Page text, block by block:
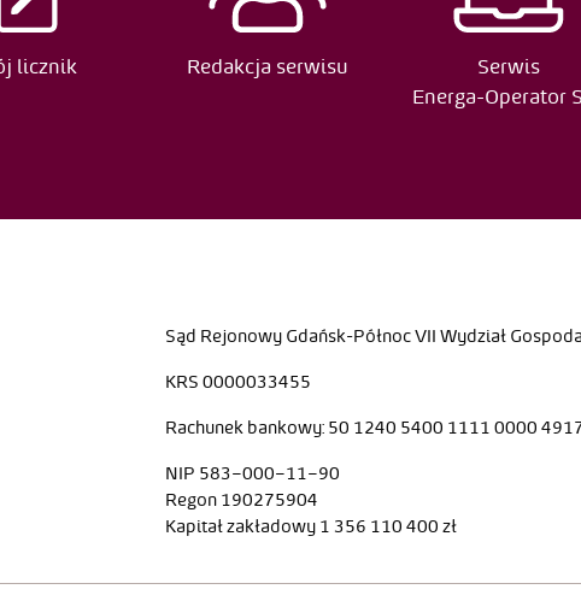
licznik Redakcja serwisu
Serwis
Energa-Operator
Sąd Rejonowy Gdańsk-Północ VII Wydział
KRS 0000033455
Rachunek bankowy: 50 1240 5400 1111 0000
NIP 583–000–11–90
Regon 190275904
Kapitał zakładowy 1 356 110 400 zł